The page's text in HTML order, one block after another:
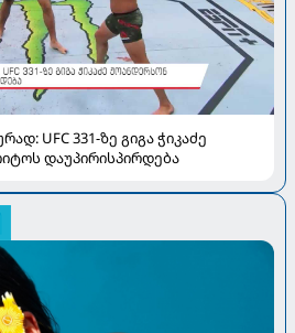
UFC 331-ზე გიგა ჭიკაძე
დაუპირისპირდება